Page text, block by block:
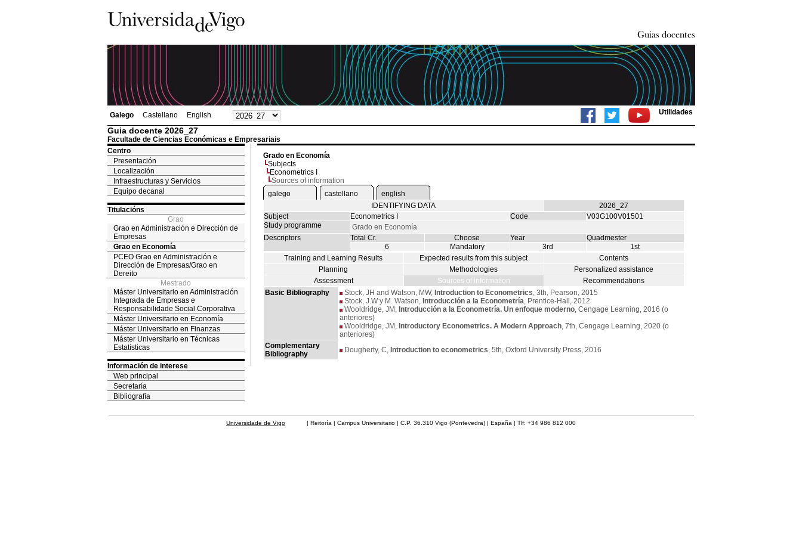
Galego Castellano English Utilidades
Guia docente 2026_27
Facultade de Ciencias Económicas e Empresariais
Centro
Presentación
Localización
Infraestructuras y Servicios
Equipo decanal
Titulacións
Grao
Grao en Administración e Dirección de
Empresas
Grao en Economía
PCEO Grao en Administración e
Dirección de Empresas/Grao en
Dereito
Mestrado
Máster Universitario en Administración
Integrada de Empresas e
Responsabilidade Social Corporativa
Máster Universitario en Economía
Máster Universitario en Finanzas
Máster Universitario en Técnicas
Estatísticas
Información de interese
Web principal
Secretaría
Bibliografía
Grado en Economía
Subjects
Econometrics I
Sources of information
galego
castellano
english
IDENTIFYING DATA
2026_27
Subject
Econometrics I Code
V03G100V01501
Study programme
Grado en Economía
Descriptors
Total Cr. Choose Year
Quadmester
6
Mandatory 3rd
1st
Training and Learning Results
Expected results from this subject
Contents
Planning
Methodologies
Personalized assistance
Assessment
Sources of information
Recommendations
Basic Bibliography
Stock, JH and Watson, MW, Introduction to Econometrics, 3th, Pearson, 2015
Stock, J.W y M. Watson, Introducción a la Econometría, Prentice-Hall, 2012
Wooldridge, JM, Introducción a la Econometría. Un enfoque moderno, Cengage Learning, 2016 (o
anteriores)
Wooldridge, JM, Introductory Econometrics. A Modern Approach, 7th, Cengage Learning, 2020 (o
anteriores)
Complementary
Bibliography
Dougherty, C, Introduction to econometrics, 5th, Oxford University Press, 2016
Universidade de Vigo | Reitoría | Campus Universitario | C.P. 36.310 Vigo (Pontevedra) | España | Tlf: +34 986 812 000